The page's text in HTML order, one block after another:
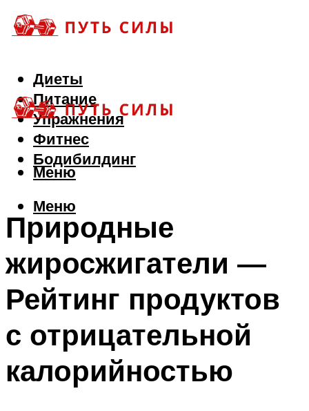
Диеты
Питание
Упражнения
Фитнес
Бодибилдинг
Меню
Меню
Природные
жиросжигатели —
Рейтинг продуктов
с отрицательной
калорийностью